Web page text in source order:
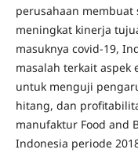
perusahaan membuat
meningkat kinerja
masuknya covid-19,
masalah terkait aspek
untuk menguji
hitang, dan
manufaktur Food and
Indonesia periode